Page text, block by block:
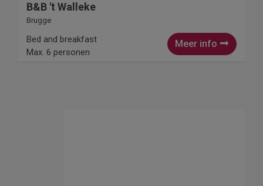
B&B 't Walleke
Brugge
Meer info
Bed and breakfast
Max. 6 personen